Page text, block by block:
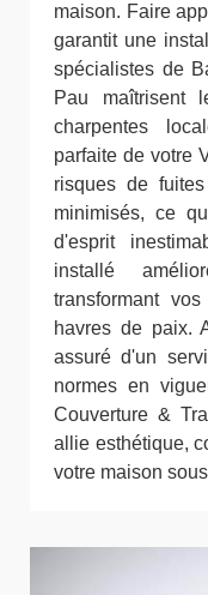
maison. Faire
garantit une
spécialistes de
Pau maîtrisent
charpentes
parfaite de votre
risques de
minimisés, ce
d'esprit
installé
transformant
havres de paix.
assuré d'un
normes en
Couverture &
allie esthétique,
votre maison